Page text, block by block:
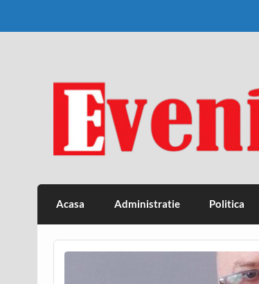
Eveniment Valcean
Acasa Administratie Politica